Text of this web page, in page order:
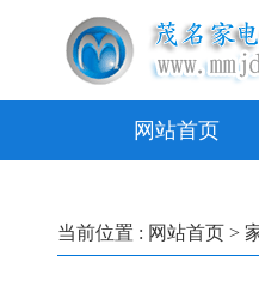
网站首页
当前位置 : 网站首页 >